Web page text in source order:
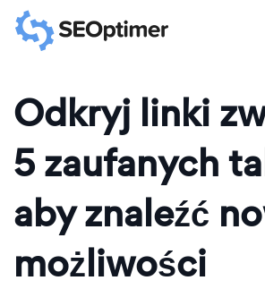
Odkryj linki
5 zaufanych
aby znaleźć
możliwości